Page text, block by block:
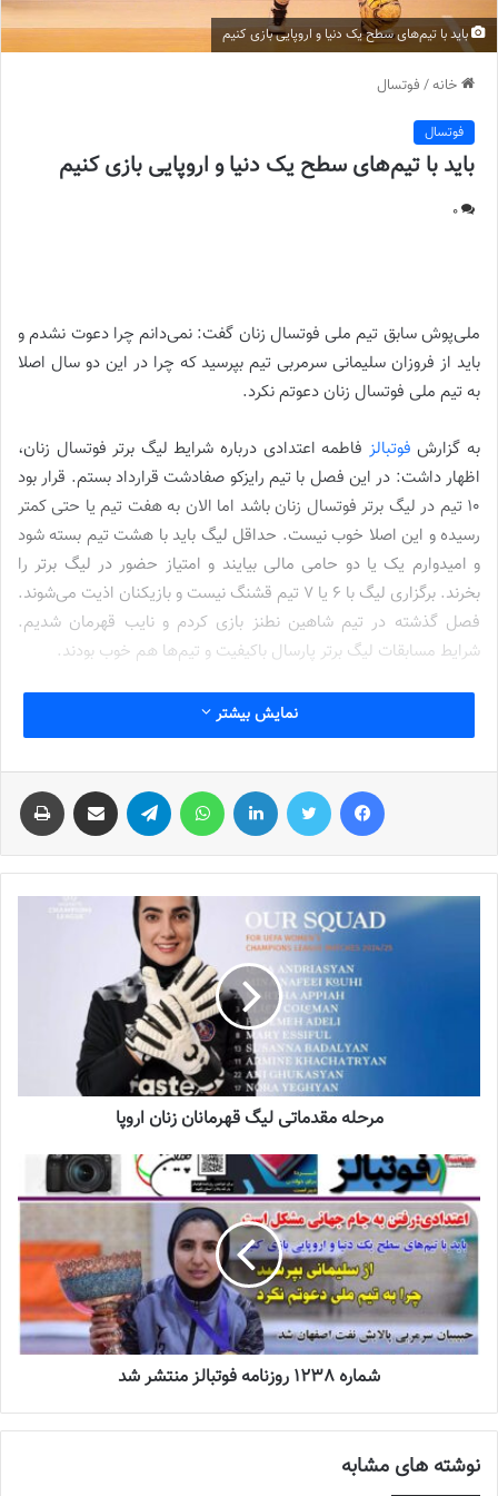
باید با تیم‌های سطح یک دنیا و اروپایی بازی کنیم
خانه/ فوتسال
فوتسال
باید با تیم‌های سطح یک دنیا و اروپایی بازی کنیم
0
ملی‌پوش سابق تیم ملی فوتسال زنان گفت: نمی‌دانم چرا دعوت نشدم و
باید از فروزان سلیمانی سرمربی تیم بپرسید که چرا در این دو سال اصلا
به تیم ملی فوتسال زنان دعوتم نکرد.
به گزارش فوتبالز فاطمه اعتدادی درباره شرایط لیگ برتر فوتسال زنان،
اظهار داشت: در این فصل با تیم رایزکو صفادشت قرارداد بستم. قرار بود
۱۰ تیم در لیگ برتر فوتسال زنان باشد اما الان به هفت تیم یا حتی کمتر
رسیده و این اصلا خوب نیست. حداقل لیگ باید با هشت تیم بسته شود
و امیدوارم یک یا دو حامی مالی بیایند و امتیاز حضور در لیگ برتر را
بخرند. برگزاری لیگ با ۶ یا ۷ تیم قشنگ نیست و بازیکنان اذیت می‌شوند.
فصل گذشته در تیم شاهین نطنز بازی کردم و نایب قهرمان شدیم.
شرایط مسابقات لیگ برتر پارسال باکیفیت و تیم‌ها هم خوب بودند.
وی درباره دعوت نشدن به تیم ملی فوتسال زنان، خاطرنشان کرد:
نمی‌دانم چرا دعوت نشدم و باید از فروزان سلیمانی سرمربی تیم بپرسید
که چرا در این دو سال اصلا به تیم ملی دعوتم نکرد. پارسال در لیگ
بسیار آماده بودم. تا دو ماه دیگر هم مصدومیتم تمام می‌شود و می‌توانم
در مسابقات لیگ بازی کنم.
رفتن به جام جهانی مشکل است
ملی‌پوش سابق تیم ملی فوتسال زنان عنوان کرد: رفتن به جام جهانی
مشکل است و اینجا زمین سخت است و نمی‌توانید بگویید به راحتی در
جام جهانی موفق می‌شوید. وقتی بازی‌های دوستانه و اردوهای منظمی
نباشد، تیم ضرر می‌بیند. باید فدراسیون برای این موضوع تدابیری
بیندیشد. اردوها برگزار می‌شود اما بازی‌های دوستانه مهم است و باید با
تیم‌های سطح یک دنیا و اروپایی بازی کنیم.
نوشته های مشابه
جنجال جدید در سوپرلیگ فوتسال
2022-12-11
لیست تیم ملی فوتسال زنان اعلام شد
2025-04-28
سرنوشت عجیب ستاره ایرانی در تورکال
2023-05-12
نمایش بیشتر
مرحله مقدماتی لیگ قهرمانان زنان اروپا
شماره 1238 روزنامه فوتبالز منتشر شد
نوشته های مشابه